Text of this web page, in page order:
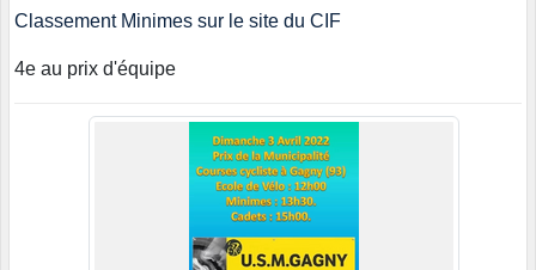
Classement Minimes sur le site du CIF
4e au prix d'équipe